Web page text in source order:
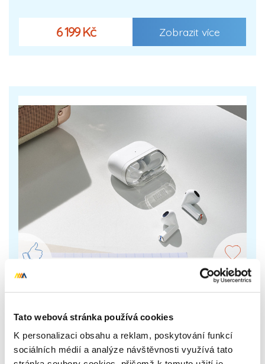
Tato webová stránka používá cookies
K personalizaci obsahu a reklam, poskytování funkcí
sociálních médií a analýze návštěvnosti využívá tato
6 199 Kč Zobrazit více
Galaxy AI přináší do sluchátek Samsung novou
úroveň hudebního požitku. Analyzují tvar uší a
individuálně upraví zvuk.